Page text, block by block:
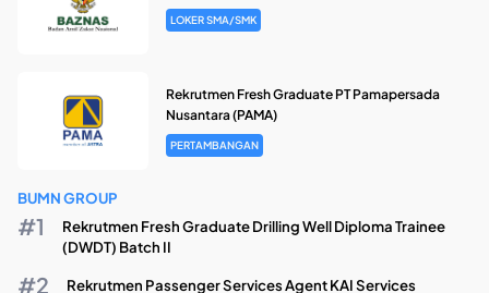
LOKER SMA/SMK
Rekrutmen Fresh Graduate PT Pamapersada
Nusantara (PAMA)
PERTAMBANGAN
BUMN GROUP
Rekrutmen Fresh Graduate Drilling Well Diploma Trainee
(DWDT) Batch II
Rekrutmen Passenger Services Agent KAI Services